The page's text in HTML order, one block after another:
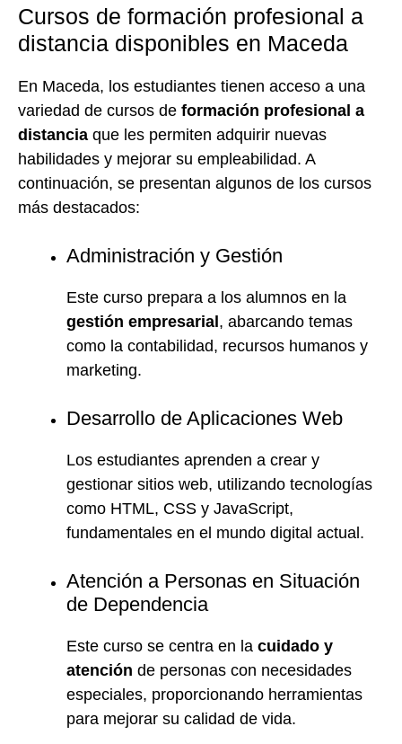
Cursos de formación profesional a
distancia disponibles en Maceda
En Maceda, los estudiantes tienen acceso a una
variedad de cursos de formación profesional a
distancia que les permiten adquirir nuevas
habilidades y mejorar su empleabilidad. A
continuación, se presentan algunos de los cursos
más destacados:
Administración y Gestión
Este curso prepara a los alumnos en la
gestión empresarial , abarcando temas
como la contabilidad, recursos humanos y
marketing.
Desarrollo de Aplicaciones Web
Los estudiantes aprenden a crear y
gestionar sitios web, utilizando tecnologías
como HTML, CSS y JavaScript,
fundamentales en el mundo digital actual.
Atención a Personas en Situación
de Dependencia
Este curso se centra en la cuidado y
atención de personas con necesidades
especiales, proporcionando herramientas
para mejorar su calidad de vida.